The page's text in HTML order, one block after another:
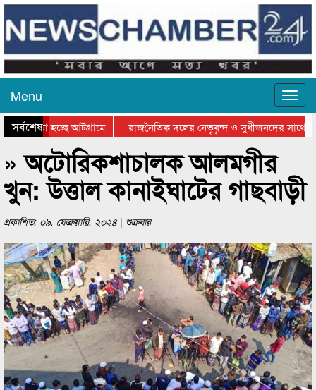
Menu
সর্বশেষহচ্ছে আটগ্রামে
রাজনৈতিক দলের নেতৃবৃন্দ ও সুধীজনদের সাথে
পুরস্কার বিতরণ সম্পন্ন
সিলেটে বাংলাদেশ গ্রুপ থিয়েটার ফেডারেশানের
» অটোরিকশাচালক আলমগীর
খুন: উত্তাল কানাইঘাটের গাছবাড়ী
প্রকাশিত: ০৯. ফেব্রুয়ারি. ২০২৪ | শুক্রবার